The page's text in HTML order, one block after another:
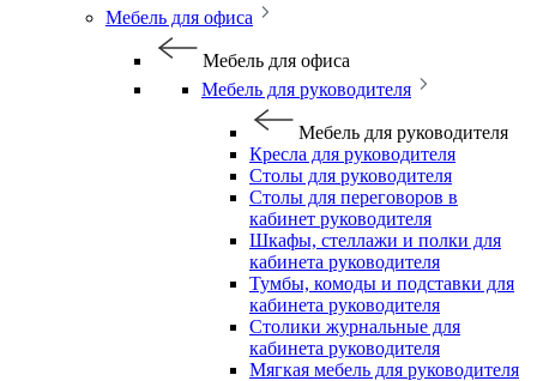
Мебель для офиса
Мебель для офиса
Мебель для руководителя
Мебель для руководителя
Кресла для руководителя
Столы для руководителя
Столы для переговоров в
кабинет руководителя
Шкафы, стеллажи и полки для
кабинета руководителя
Тумбы, комоды и подставки для
кабинета руководителя
Столики журнальные для
кабинета руководителя
Мягкая мебель для руководителя